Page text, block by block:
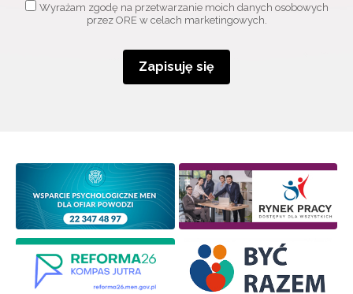
Wyrażam zgodę na przetwarzanie moich danych osobowych
przez ORE w celach marketingowych.
Zapisuję się